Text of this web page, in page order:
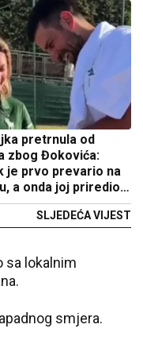
pretrnula od
zbog Đokovića:
je prvo prevario na
a onda joj priredio
koje nikad
zaboravitiSLJEDEĆA VIJEST
sa lokalnim
smjera.